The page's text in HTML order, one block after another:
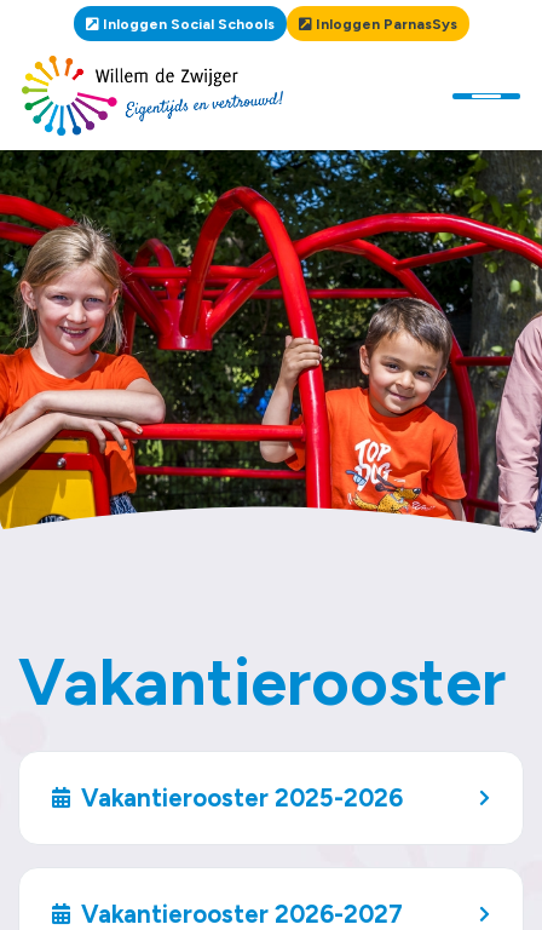
Inloggen Social Schools Inloggen ParnasSys
Home
De school
Informatie
Leerlingen
Contact
Vakantierooster
Vakantierooster 2025-2026
Vakantierooster 2026-2027